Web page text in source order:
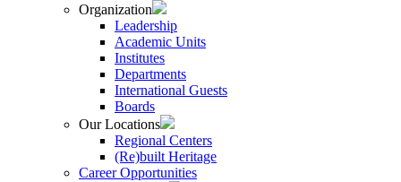
Organization
Leadership
Academic Units
Institutes
Departments
International Guests
Boards
Our Locations
Regional Centers
(Re)built Heritage
Career Opportunities